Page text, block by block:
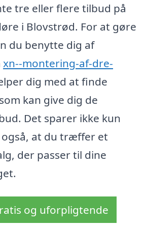
tre eller flere tilbud på
i Blovstrød. For at gøre
du benytte dig af
xn--montering-af-dre-
dig med at finde
kan give dig de
Det sparer ikke kun
at du træffer et
der passer til dine
og uforpligtende